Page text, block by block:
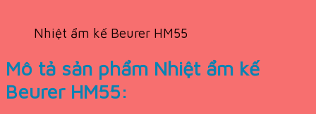
Nhiệt ẩm kế Beurer HM55
Mô tả sản phẩm Nhiệt ẩm kế
Beurer HM55: